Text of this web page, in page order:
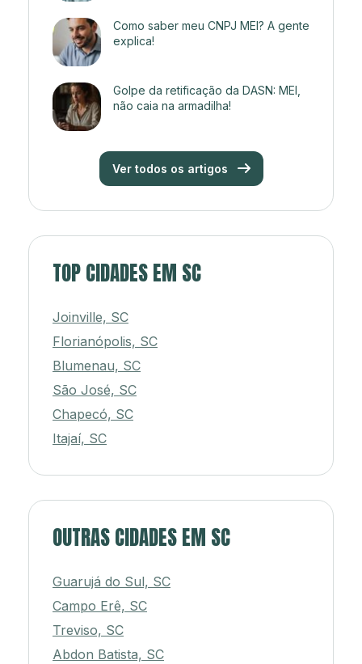
Como saber meu CNPJ MEI? A gente
explica!
Golpe da retificação da DASN: MEI,
não caia na armadilha!
Ver todos os artigos
TOP CIDADES EM SC
Joinville, SC
Florianópolis, SC
Blumenau, SC
São José, SC
Chapecó, SC
Itajaí, SC
OUTRAS CIDADES EM SC
Guarujá do Sul, SC
Campo Erê, SC
Treviso, SC
Abdon Batista, SC